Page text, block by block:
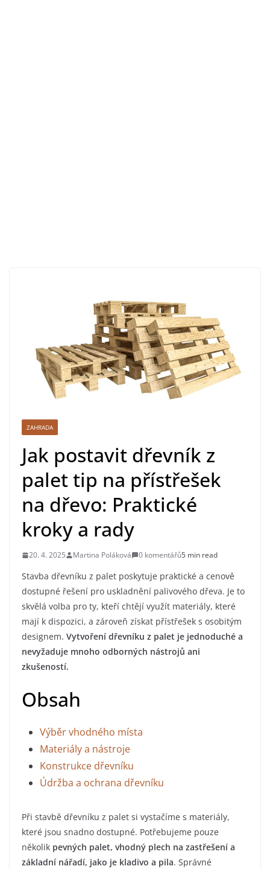
ZAHRADA
Jak postavit dřevník z
palet tip na přístřešek
na dřevo: Praktické
kroky a rady
20. 4. 2025 Martina Poláková 0 komentářů5 min read
Stavba dřevníku z palet poskytuje praktické a cenově
dostupné řešení pro uskladnění palivového dřeva. Je to
skvělá volba pro ty, kteří chtějí využít materiály, které
mají k dispozici, a zároveň získat přístřešek s osobitým
designem. Vytvoření dřevníku z palet je jednoduché a
nevyžaduje mnoho odborných nástrojů ani
zkušeností.
Obsah
Výběr vhodného místa
Materiály a nástroje
Konstrukce dřevníku
Údržba a ochrana dřevníku
Při stavbě dřevníku z palet si vystačíme s materiály,
které jsou snadno dostupné. Potřebujeme pouze
několik pevných palet, vhodný plech na zastřešení a
základní nářadí, jako je kladivo a pila. Správné